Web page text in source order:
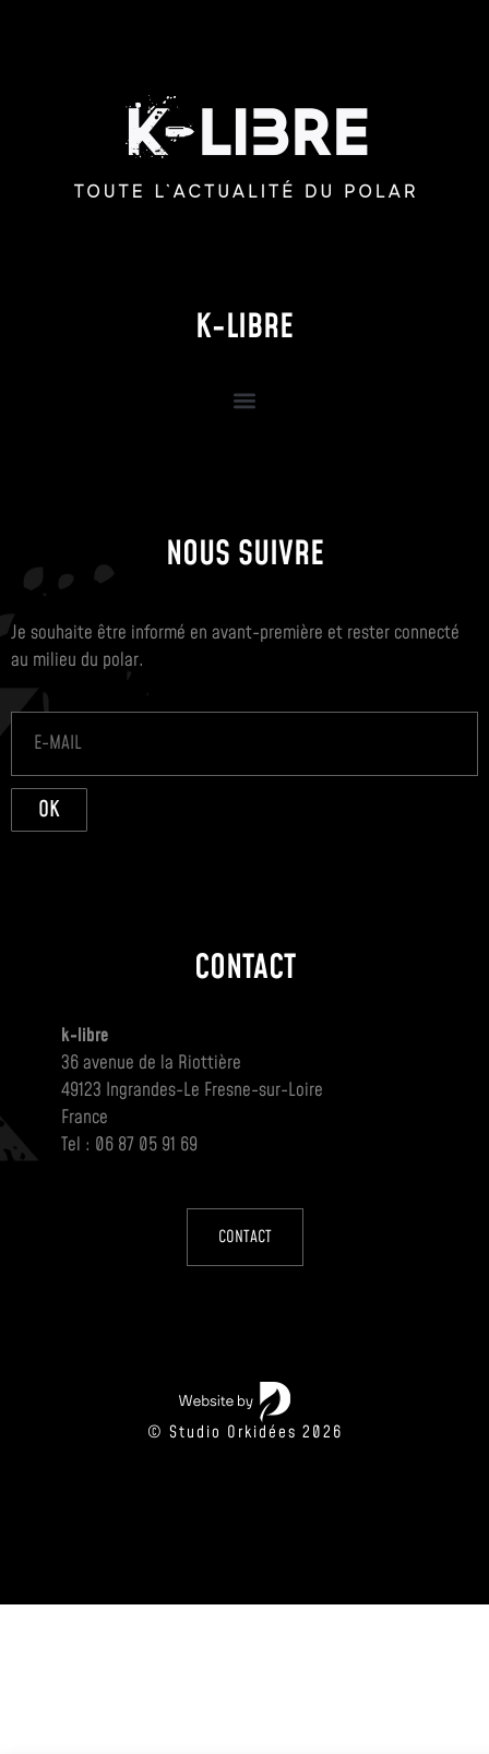
K-LIBRE
NOUS SUIVRE
Je souhaite être informé en avant-première et rester connecté
au milieu du polar.
OK
CONTACT
k-libre
36 avenue de la Riottière
49123 Ingrandes-Le Fresne-sur-Loire
France
Tel : 06 87 05 91 69
CONTACT
© Studio Orkidées 2026